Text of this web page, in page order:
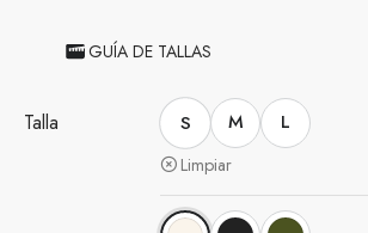
era:
GUÍA DE TALLAS
Talla S M L
Limpiar